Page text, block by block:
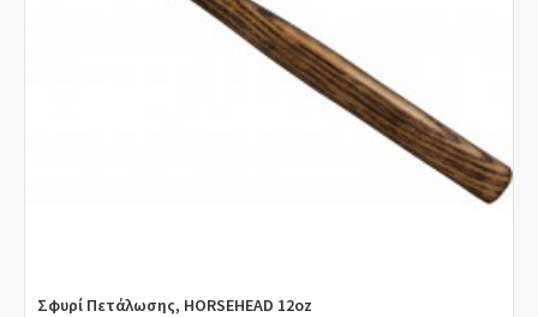
Σφυρί Πετάλωσης, HORSEHEAD 12oz